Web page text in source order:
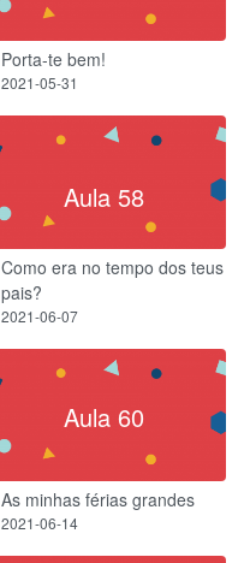
Porta-te bem!
2021-05-31
Aula 58
Como era no tempo dos teus
pais?
2021-06-07
Aula 60
As minhas férias grandes
2021-06-14